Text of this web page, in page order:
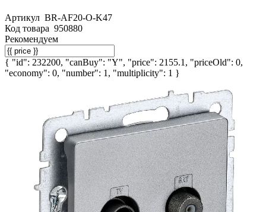
Артикул BR-AF20-O-K47
Код товара 950880
Рекомендуем
{ "id": 232200, "canBuy": "Y", "price": 2155.1, "priceOld": 0,
"economy": 0, "number": 1, "multiplicity": 1 }